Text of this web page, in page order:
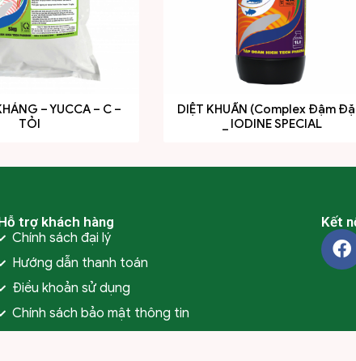
– YUCCA – C –
TỎI
DIỆT KHUẨN (Complex Đậm
_ IODINE SPECIAL
trợ khách hàng
Chính sách đại lý
Hướng dẫn thanh toán
Điều khoản sử dụng
Chính sách bảo mật thông tin
Kết